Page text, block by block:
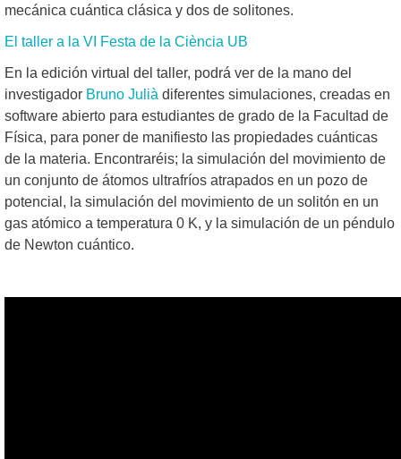
mecánica cuántica clásica y dos de solitones.
El taller a la VI Festa de la Ciència UB
En la edición virtual del taller, podrá ver de la mano del
investigador Bruno Julià diferentes simulaciones, creadas en
software abierto para estudiantes de grado de la Facultad de
Física, para poner de manifiesto las propiedades cuánticas
de la materia. Encontraréis; la simulación del movimiento de
un conjunto de átomos ultrafríos atrapados en un pozo de
potencial, la simulación del movimiento de un solitón en un
gas atómico a temperatura 0 K, y la simulación de un péndulo
de Newton cuántico.